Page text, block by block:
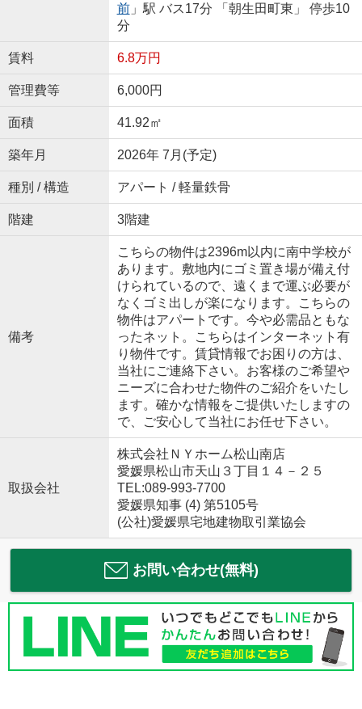
前」駅 バス17分 「朝生田町東」 停歩10
分
賃料 6.8万円
管理費等 6,000円
面積 41.92㎡
築年月 2026年 7月(予定)
種別 / 構造 アパート / 軽量鉄骨
階建 3階建
備考
こちらの物件は2396m以内に南中学校が
あります。敷地内にゴミ置き場が備え付
けられているので、遠くまで運ぶ必要が
なくゴミ出しが楽になります。こちらの
物件はアパートです。今や必需品ともな
ったネット。こちらはインターネット有
り物件です。賃貸情報でお困りの方は、
当社にご連絡下さい。お客様のご希望や
ニーズに合わせた物件のご紹介をいたし
ます。確かな情報をご提供いたしますの
で、ご安心して当社にお任せ下さい。
取扱会社
株式会社ＮＹホーム松山南店
愛媛県松山市天山３丁目１４－２５
TEL:089-993-7700
愛媛県知事 (4) 第5105号
(公社)愛媛県宅地建物取引業協会
お問い合わせ(無料)